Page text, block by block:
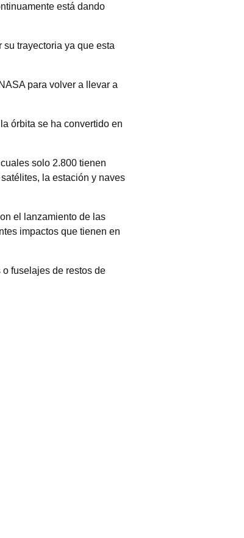
está dando
trayectoria ya que esta
para volver a llevar a
órbita se ha convertido en
solo 2.800 tienen
la estación y naves
el lanzamiento de las
impactos que tienen en
fuselajes de restos de